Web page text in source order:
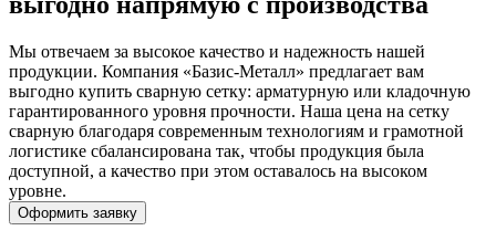
Мы отвечаем за высокое качество и надежность нашей
продукции. Компания «Базис-Металл» предлагает вам
выгодно купить сварную сетку: арматурную или кладочную
гарантированного уровня прочности. Наша цена на сетку
сварную благодаря современным технологиям и грамотной
логистике сбалансирована так, чтобы продукция была
доступной, а качество при этом оставалось на высоком
уровне.
Оформить заявку